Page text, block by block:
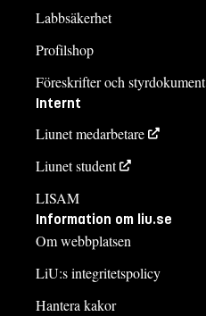
Labbsäkerhet
Profilshop
Föreskrifter och styrdokument
Internt
Liunet medarbetare
Liunet student
LISAM
Information om liu.se
Om webbplatsen
LiU:s integritetspolicy
Hantera kakor